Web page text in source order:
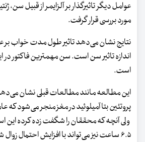
عوامل دیگر تاثیرگذار بر آلزایمر از قبیل سن،
مورد بررسی قرار گرفت.
نتایج نشان می‌دهد تاثیر طول مدت خواب بر
اندازه تاثیر سن است. سن مهمترین فاکتور در
است.
این مطالعه مانند مطالعات قبلی نشان
پروتئین بتا آمیلوئید در مغز منجر می‌شود که
ولی آنچه که محققان را شگفت زده کرده این
۶.۵ ساعت نیز می‌تواند با افزایش احتمال